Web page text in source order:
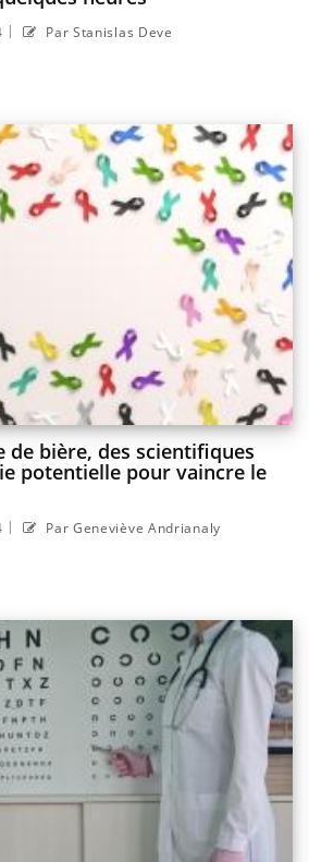
| Par Stanislas Deve
de bière, des scientifiques
potentielle pour vaincre le
| Par Geneviève Andrianaly